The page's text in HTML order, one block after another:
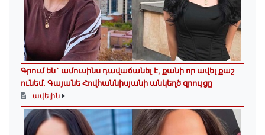
Գրում են` ամուսինս դավաճանել է, քանի որ ավել քաշ
ունեմ. Գայանե Հովհաննիսյանի անկեղծ զրույցը
ավելին